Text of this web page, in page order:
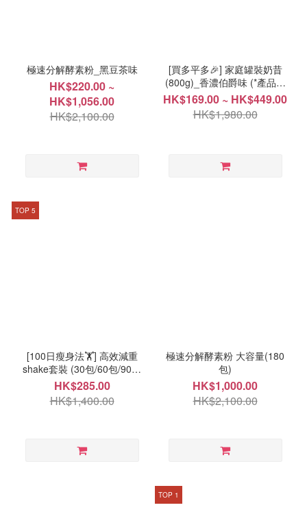
極速分解酵素粉_黑豆茶味
HK$220.00 ~
HK$1,056.00
HK$2,100.00
[買多平多🎉] 家庭罐裝奶昔
(800g)_香濃伯爵味 (*產品效
期 2026年9月18日)
HK$169.00 ~ HK$449.00
HK$1,980.00
TOP 5
[100日瘦身法🏋️] 高效減重
shake套裝 (30包/60包/90包
自選)
HK$285.00
HK$1,400.00
極速分解酵素粉 大容量(180
包)
HK$1,000.00
HK$2,100.00
TOP 1